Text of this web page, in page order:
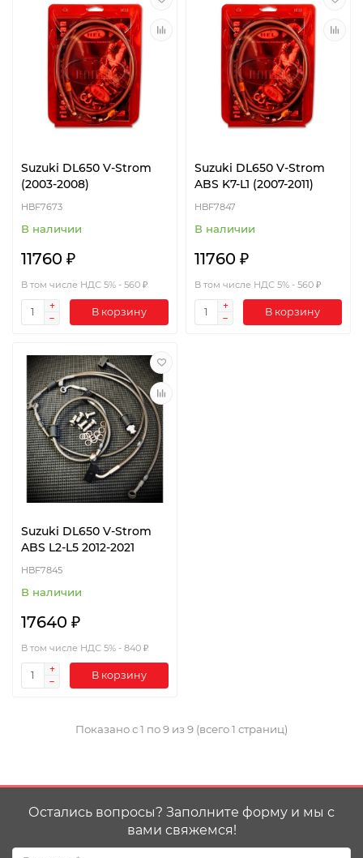
Suzuki DL650 V-Strom
(2003-2008)
HBF7673
В наличии
11760 ₽
В том числе НДС 5% - 560 ₽
В корзину
Suzuki DL650 V-Strom
ABS K7-L1 (2007-2011)
HBF7847
В наличии
11760 ₽
В том числе НДС 5% - 560 ₽
В корзину
Suzuki DL650 V-Strom
ABS L2-L5 2012-2021
HBF7845
В наличии
17640 ₽
В том числе НДС 5% - 840 ₽
В корзину
Показано с 1 по 9 из 9 (всего 1 страниц)
Остались вопросы? Заполните форму и мы с
вами свяжемся!